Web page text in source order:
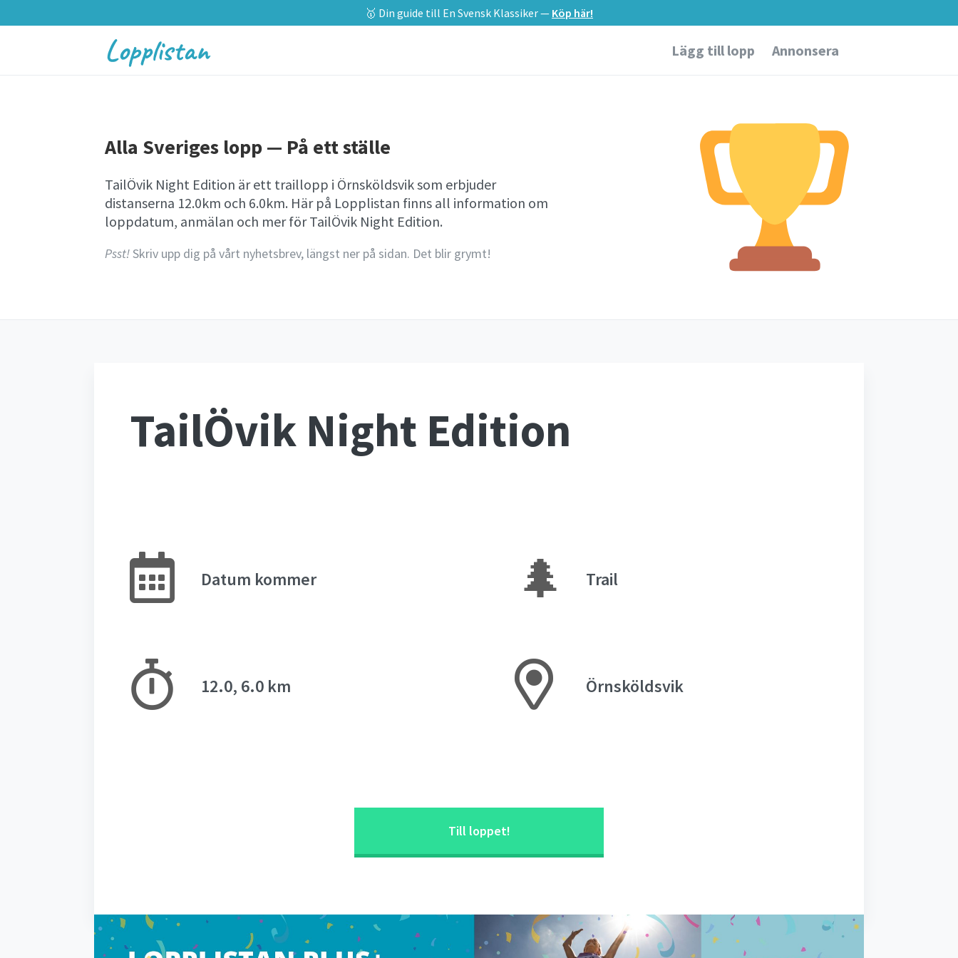
🥇 Din guide till En Svensk Klassiker — Köp här!
Lopplistan Lägg till lopp Annonsera
Alla Sveriges lopp — På ett ställe
TailÖvik Night Edition är ett traillopp i Örnsköldsvik som erbjuder
distanserna 12.0km och 6.0km. Här på Lopplistan finns all information om
loppdatum, anmälan och mer för TailÖvik Night Edition.
Psst!Skriv upp dig på vårt nyhetsbrev, längst ner på sidan. Det blir grymt!
TailÖvik Night Edition
Datum kommer
12.0, 6.0 km
🌲 Trail
Örnsköldsvik
Till loppet!